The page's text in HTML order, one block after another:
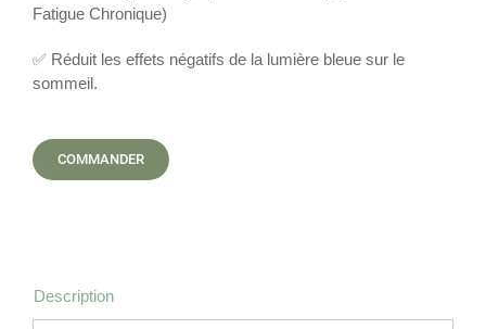
Fatigue Chronique)
✅ Réduit les effets négatifs de la lumière bleue sur le
sommeil.
COMMANDER
Description